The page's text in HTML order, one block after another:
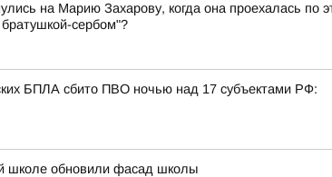
на Марию Захарову, когда она проехалась
сербом"?
БПЛА сбито ПВО ночью над 17 субъектами РФ:
школе обновили фасад школы